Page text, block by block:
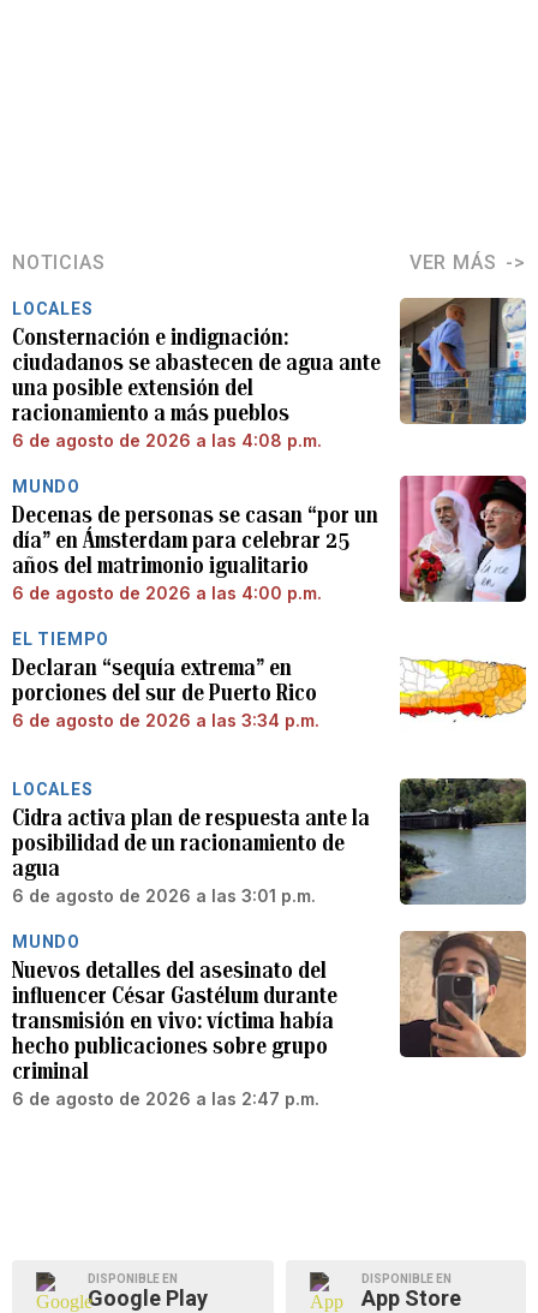
NOTICIAS VER MÁS
LOCALES
Consternación e indignación:
ciudadanos se abastecen de agua ante
una posible extensión del
racionamiento a más pueblos
6 de agosto de 2026 a las 4:08 p.m.
MUNDO
Decenas de personas se casan “por un
día” en Ámsterdam para celebrar 25
años del matrimonio igualitario
6 de agosto de 2026 a las 4:00 p.m.
EL TIEMPO
Declaran “sequía extrema” en
porciones del sur de Puerto Rico
6 de agosto de 2026 a las 3:34 p.m.
LOCALES
Cidra activa plan de respuesta ante la
posibilidad de un racionamiento de
agua
6 de agosto de 2026 a las 3:01 p.m.
MUNDO
Nuevos detalles del asesinato del
influencer César Gastélum durante
transmisión en vivo: víctima había
hecho publicaciones sobre grupo
criminal
6 de agosto de 2026 a las 2:47 p.m.
DISPONIBLE EN
Google Play
DISPONIBLE EN
App Store